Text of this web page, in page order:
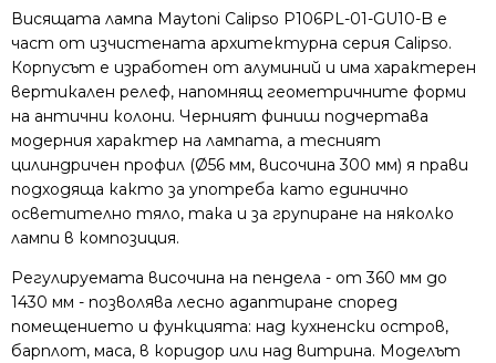
Висящата лампа Maytoni Calipso P106PL-01-GU10-B е
част от изчистената архитектурна серия Calipso.
Корпусът е изработен от алуминий и има характерен
вертикален релеф, напомнящ геометричните форми
на антични колони. Черният финиш подчертава
модерния характер на лампата, а тесният
цилиндричен профил (Ø56 мм, височина 300 мм) я прави
подходяща както за употреба като единично
осветително тяло, така и за групиране на няколко
лампи в композиция.
Регулируемата височина на пендела - от 360 мм до
1430 мм - позволява лесно адаптиране според
помещението и функцията: над кухненски остров,
барплот, маса, в коридор или над витрина. Моделът